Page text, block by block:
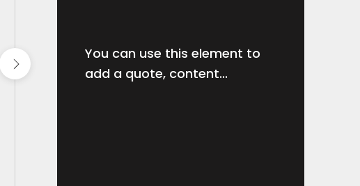
You can use this element to
add a quote, content...